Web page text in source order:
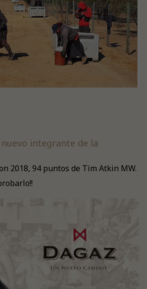
integrante de la
2018, 94 puntos de Tim Atkin MW.